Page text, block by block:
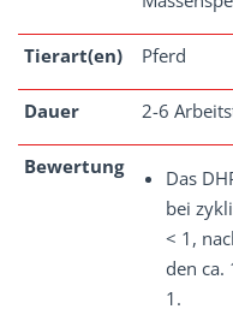
Tierart(en) Pferd
Dauer 2-6
Bewertung
Das
bei
< 1,
den ca.
1.